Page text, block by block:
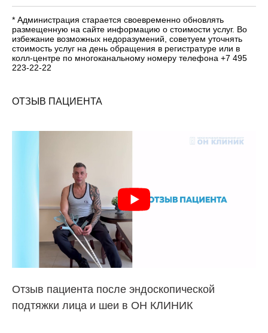
* Администрация старается своевременно обновлять
размещенную на сайте информацию о стоимости услуг. Во
избежание возможных недоразумений, советуем уточнять
стоимость услуг на день обращения в регистратуре или в
колл-центре по многоканальному номеру телефона +7 495
223-22-22
ОТЗЫВ ПАЦИЕНТА
Отзыв пациента после эндоскопической
подтяжки лица и шеи в ОН КЛИНИК